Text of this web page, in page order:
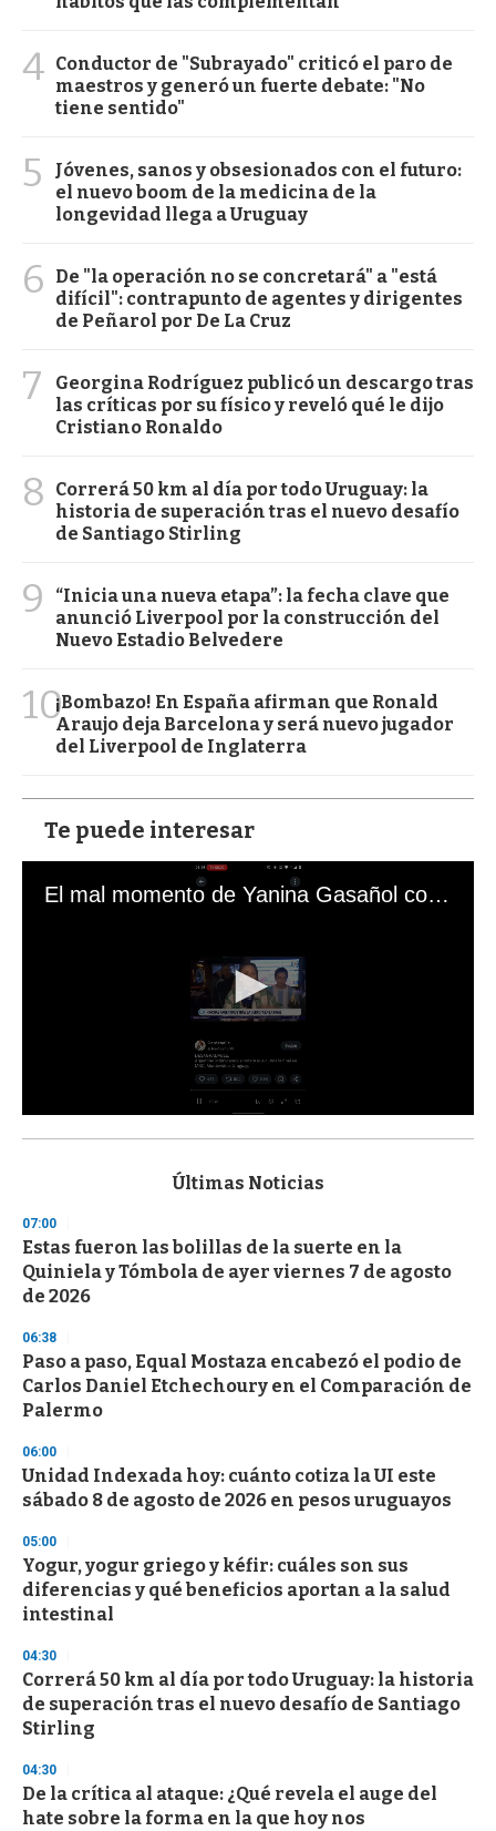
4 Conductor de "Subrayado" criticó el paro de
maestros y generó un fuerte debate: "No
tiene sentido"
5
Jóvenes, sanos y obsesionados con el futuro:
el nuevo boom de la medicina de la
longevidad llega a Uruguay
6
De "la operación no se concretará" a "está
difícil": contrapunto de agentes y dirigentes
de Peñarol por De La Cruz
7
Georgina Rodríguez publicó un descargo tras
las críticas por su físico y reveló qué le dijo
Cristiano Ronaldo
8
Correrá 50 km al día por todo Uruguay: la
historia de superación tras el nuevo desafío
de Santiago Stirling
9
“Inicia una nueva etapa”: la fecha clave que
anunció Liverpool por la construcción del
Nuevo Estadio Belvedere
10¡Bombazo! En España afirman que Ronald
Araujo deja Barcelona y será nuevo jugador
del Liverpool de Inglaterra
Te puede interesar
El mal momento de Yanina Gasañol con un hincha argentino en "Subrayado"
s
d
s
o
f
3
s
e
c
o
n
Últimas Noticias
07:00
Estas fueron las bolillas de la suerte en la
Quiniela y Tómbola de ayer viernes 7 de agosto
de 2026
06:38
Paso a paso, Equal Mostaza encabezó el podio de
Carlos Daniel Etchechoury en el Comparación de
Palermo
06:00
Unidad Indexada hoy: cuánto cotiza la UI este
sábado 8 de agosto de 2026 en pesos uruguayos
05:00
Yogur, yogur griego y kéfir: cuáles son sus
diferencias y qué beneficios aportan a la salud
intestinal
04:30
Correrá 50 km al día por todo Uruguay: la historia
de superación tras el nuevo desafío de Santiago
Stirling
04:30
De la crítica al ataque: ¿Qué revela el auge del
hate sobre la forma en la que hoy nos